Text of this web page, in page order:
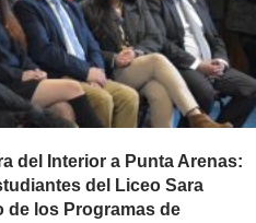
del Interior a Punta Arenas:
del Liceo Sara
de los Programas de